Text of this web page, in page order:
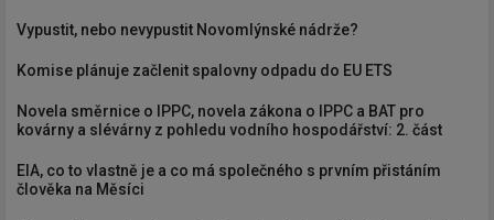
Vypustit, nebo nevypustit Novomlýnské nádrže?
Komise plánuje začlenit spalovny odpadu do EU ETS
Novela směrnice o IPPC, novela zákona o IPPC a BAT pro
kovárny a slévárny z pohledu vodního hospodářství: 2. část
EIA, co to vlastně je a co má společného s prvním přistáním
člověka na Měsíci